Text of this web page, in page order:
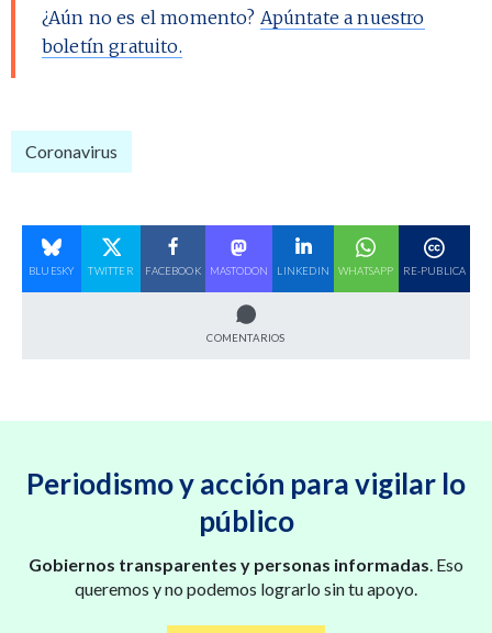
¿Aún no es el momento? Apúntate a nuestro
boletín gratuito.
Coronavirus
BLUESKY TWITTER FACEBOOK MASTODON LINKEDIN WHATSAPP RE-PUBLICA
COMENTARIOS
Periodismo y acción para vigilar lo
público
Gobiernos transparentes y personas informadas . Eso
queremos y no podemos lograrlo sin tu apoyo.